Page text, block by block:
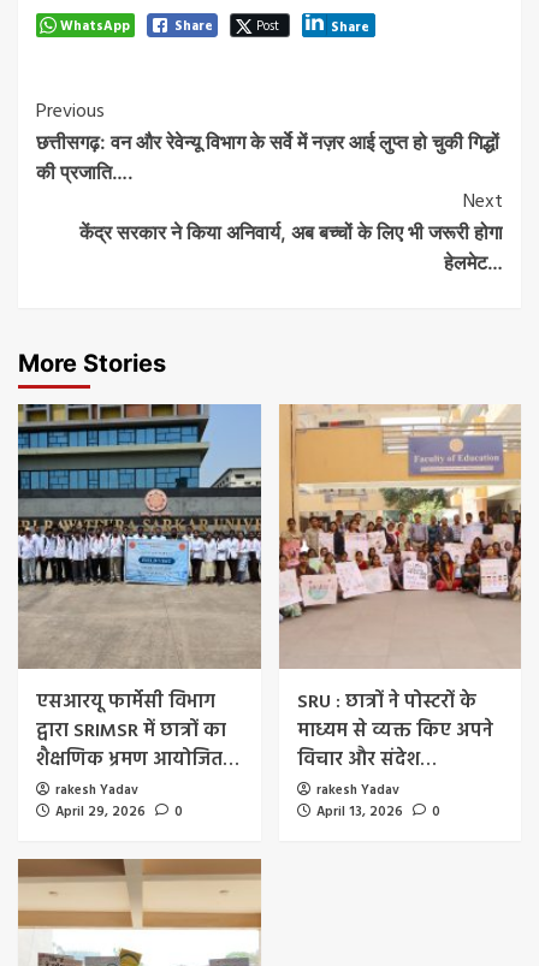
WhatsApp Share Post Share
Post
Navigation
Previous
छत्तीसगढ़: वन और रेवेन्यू विभाग के सर्वे में नज़र आई लुप्त हो चुकी गिद्धों
की प्रजाति….
Next
केंद्र सरकार ने किया अनिवार्य, अब बच्चों के लिए भी जरूरी होगा
हेलमेट…
More Stories
एसआरयू फार्मेसी विभाग
द्वारा SRIMSR में छात्रों का
शैक्षणिक भ्रमण आयोजित…
rakesh Yadav
April 29, 2026
0
SRU : छात्रों ने पोस्टरों के
माध्यम से व्यक्त किए अपने
विचार और संदेश…
rakesh Yadav
April 13, 2026
0